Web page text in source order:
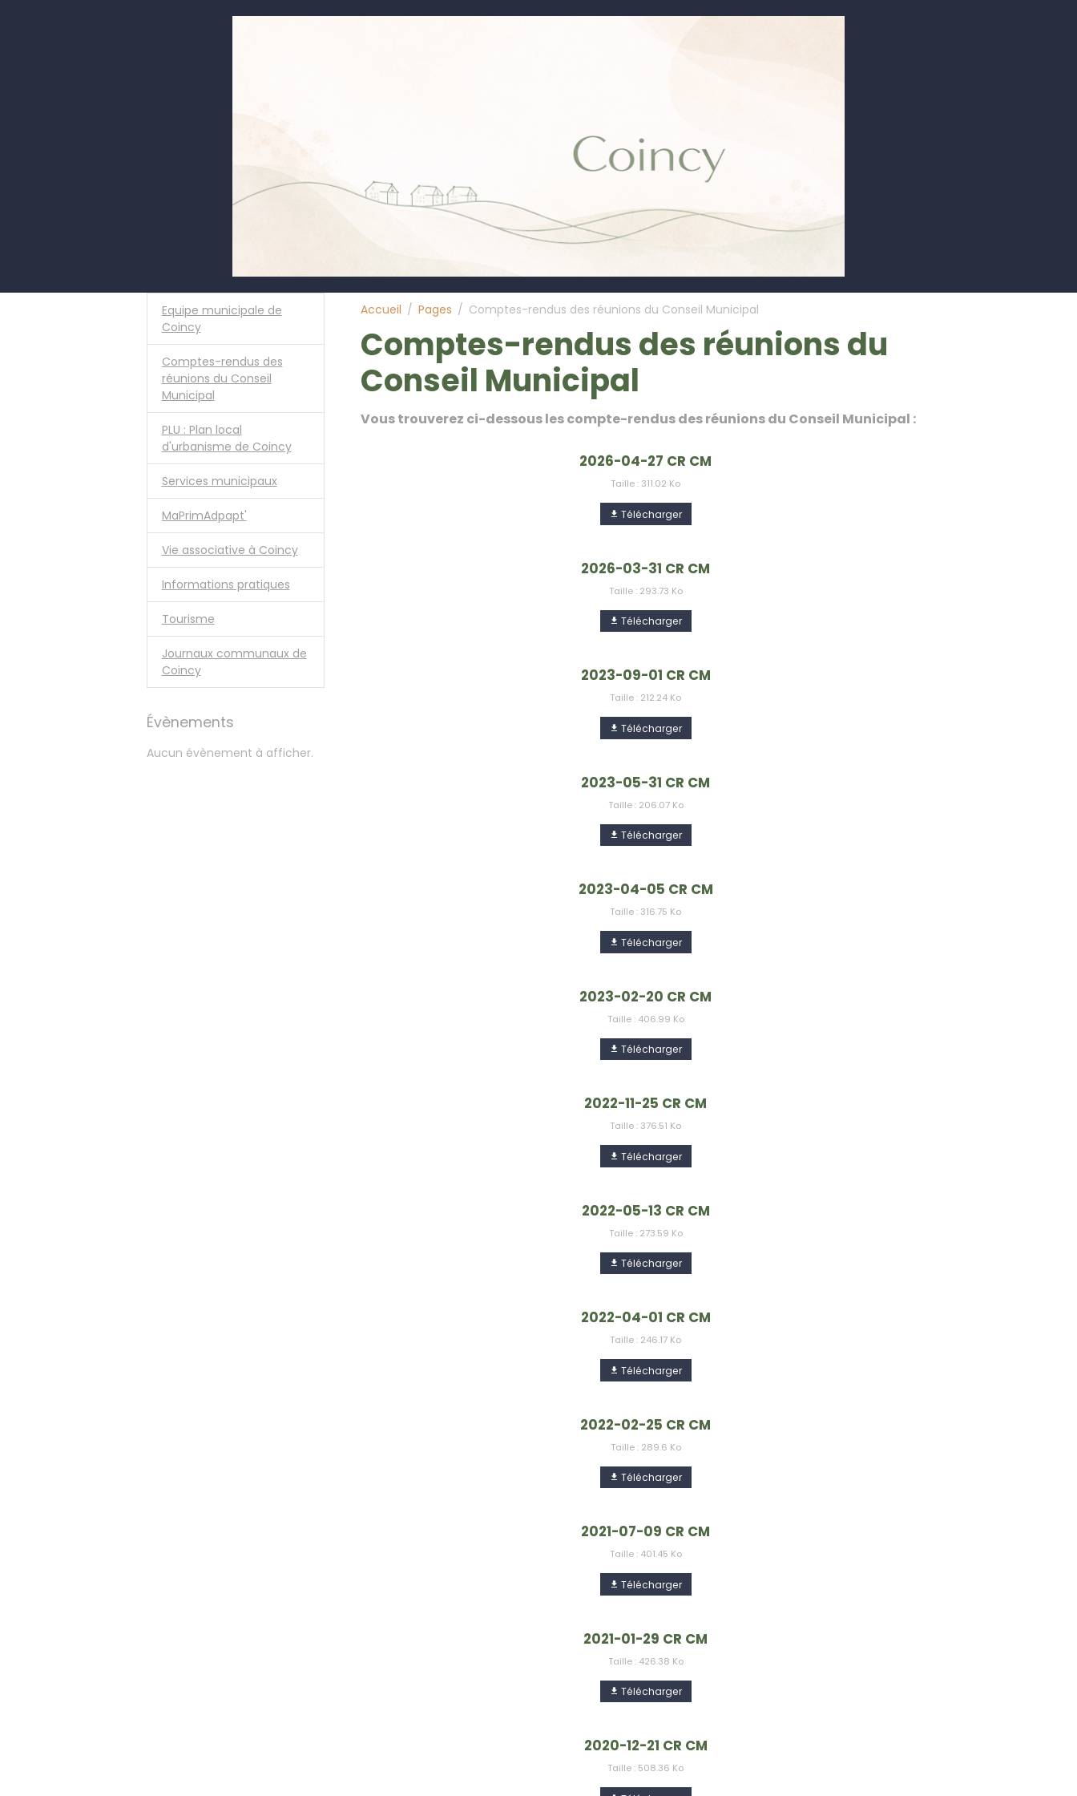
Accueil Pages Comptes-rendus des réunions du Conseil Municipal
Comptes-rendus des réunions du
Conseil Municipal
Vous trouverez ci-dessous les compte-rendus des réunions du Conseil Municipal :
2026-04-27 CR CM
Taille : 311.02 Ko
Télécharger
2026-03-31 CR CM
Taille : 293.73 Ko
Télécharger
2023-09-01 CR CM
Taille : 212.24 Ko
Télécharger
2023-05-31 CR CM
Taille : 206.07 Ko
Télécharger
2023-04-05 CR CM
Taille : 316.75 Ko
Télécharger
2023-02-20 CR CM
Taille : 406.99 Ko
Télécharger
2022-11-25 CR CM
Taille : 376.51 Ko
Télécharger
2022-05-13 CR CM
Taille : 273.59 Ko
Télécharger
2022-04-01 CR CM
Taille : 246.17 Ko
Télécharger
2022-02-25 CR CM
Taille : 289.6 Ko
Télécharger
2021-07-09 CR CM
Taille : 401.45 Ko
Télécharger
2021-01-29 CR CM
Taille : 426.38 Ko
Télécharger
2020-12-21 CR CM
Taille : 508.36 Ko
Equipe municipale de
Coincy
Comptes-rendus des
réunions du Conseil
Municipal
PLU : Plan local
d'urbanisme de Coincy
Services municipaux
MaPrimAdpapt'
Vie associative à Coincy
Informations pratiques
Tourisme
Journaux communaux de
Coincy
Évènements
Aucun évènement à afficher.